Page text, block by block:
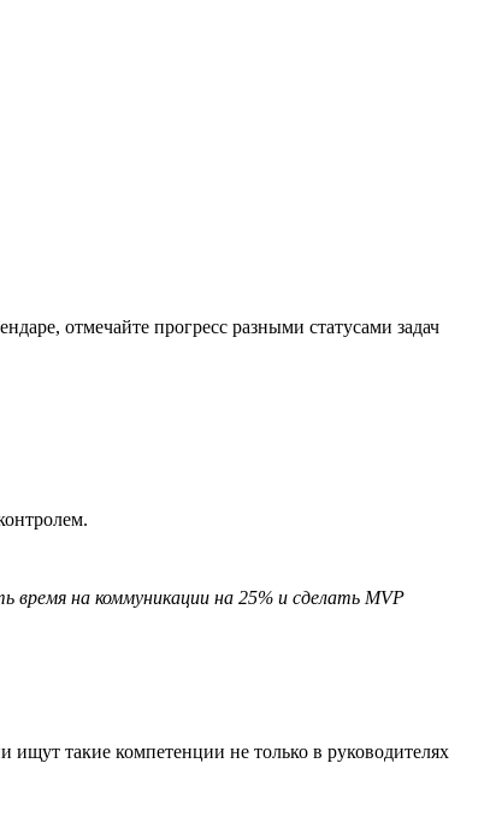
отмечайте прогресс разными статусами задач
на коммуникации на 25% и сделать MVP
такие компетенции не только в руководителях